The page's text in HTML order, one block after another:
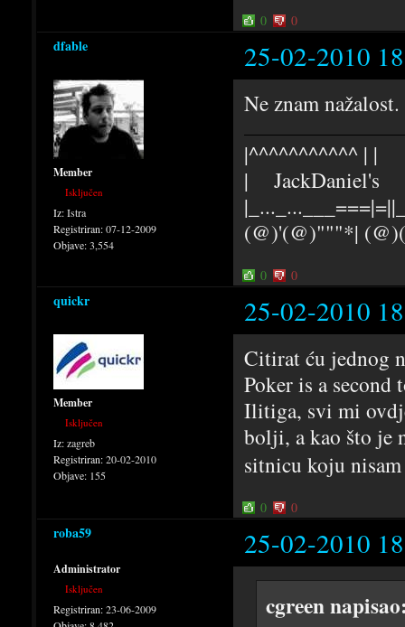
0 0
dfable 25-02-2010
Member
Isključen
Iz:Istra
Registriran:07-12-2009
Objave:3,554
Ne znam nažalost.
|^^^^^^^^^^^ | |
| JackDaniel's
(@)'(@)"""*|
0 0
quickr 25-02-2010
Member
Isključen
Iz:zagreb
Registriran:20-02-2010
Objave: 155
Citirat ću jednog
Poker is a
Ilitiga, svi mi
bolji, a kao što je
sitnicu koju
0 0
roba59 25-02-2010
Administrator
Isključen
Registriran:23-06-2009
cgreen